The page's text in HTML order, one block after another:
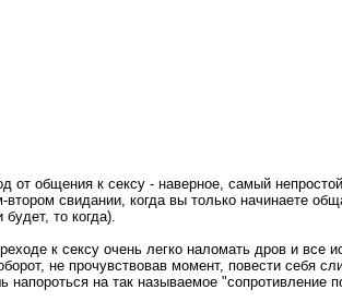
от общения к сексу - наверное, самый
втором свидании, когда вы только начинаете
будет, то когда).
к сексу очень легко наломать дров и все
не прочувствовав момент, повести себя
напороться на так называемое "сопротивление